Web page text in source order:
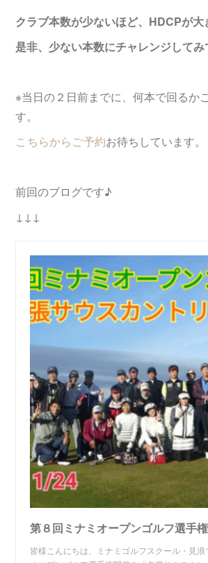
クラブ本数が少ないほど、HDCPが大
是非、少ない本数にチャレンジして
※当日の２日前までに、何本で回るか
す。
こちらからご予約お待ちしています。
前回のブログです♪
↓↓↓
皆様こんにちは、ミナミゴルフスクール・見浪